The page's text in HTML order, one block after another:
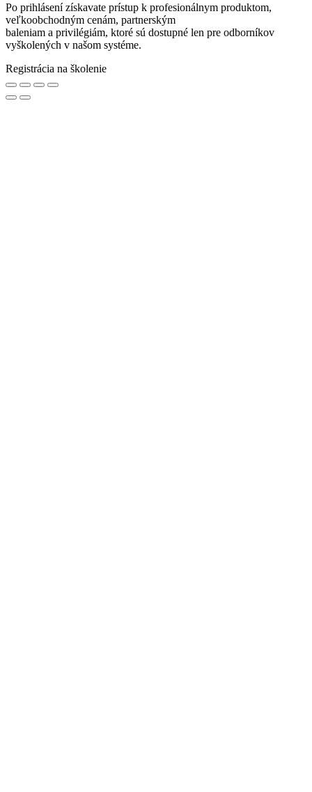
Po prihlásení získavate prístup k profesionálnym produktom,
veľkoobchodným cenám, partnerským
baleniam a privilégiám, ktoré sú dostupné len pre odborníkov
vyškolených v našom systéme.
Registrácia na školenie